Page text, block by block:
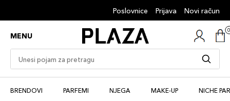
Poslovnice Prijava Novi račun
MENU
BRENDOVI PARFEMI NJEGA MAKE-UP NICHE